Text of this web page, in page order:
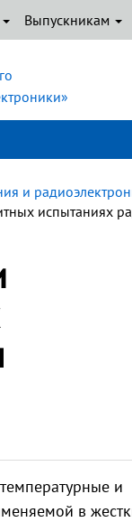
Выпускникам
и
испытаниях
и
в